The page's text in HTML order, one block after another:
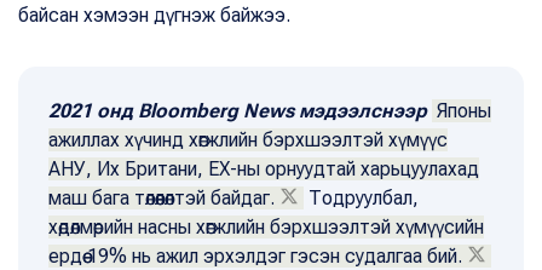
байсан хэмээн дүгнэж байжээ.
2021 онд Bloomberg News мэдээлснээр Японы
ажиллах хүчинд хөгжлийн бэрхшээлтэй хүмүүс
АНУ, Их Британи, ЕХ-ны орнуудтай харьцуулахад
маш бага төлөөлөлтэй байдаг.
Тодруулбал,
хөдөлмөрийн насны хөгжлийн бэрхшээлтэй хүмүүсийн
ердөө 19% нь ажил эрхэлдэг гэсэн судалгаа бий.